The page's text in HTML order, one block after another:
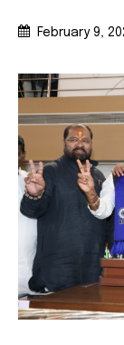
February 9,